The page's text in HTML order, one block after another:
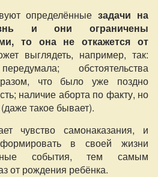
определённыезадачи на
и они ограничены
то она не откажется от
выглядеть, например, так:
обстоятельства
что было уже поздно
наличие аборта по факту, но
такое бывает).
чувство самонаказания, и
в своей жизни
события, тем самым
от рождения ребёнка.